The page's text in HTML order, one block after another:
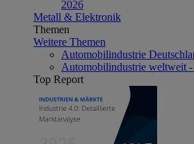
2026
Metall & Elektronik
Themen
Weitere Themen
Automobilindustrie
Automobilindustrie weltweit
Top Report